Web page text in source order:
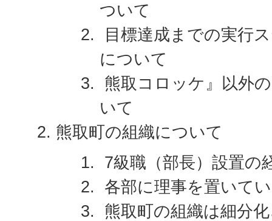
ついて
目標達成までの実行
について
熊取コロッケ』以外
いて
熊取町の組織について
7級職（部長）設置の
各部に理事を置いて
熊取町の組織は細分